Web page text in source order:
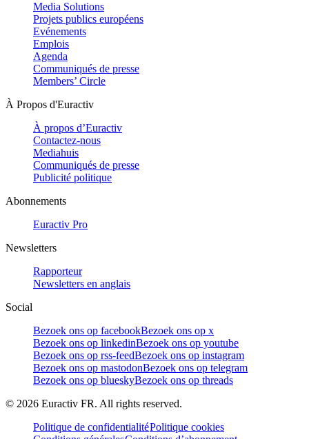
Media Solutions
Projets publics européens
Evénements
Emplois
Agenda
Communiqués de presse
Members’ Circle
À Propos d'Euractiv
À propos d’Euractiv
Contactez-nous
Mediahuis
Communiqués de presse
Publicité politique
Abonnements
Euractiv Pro
Newsletters
Rapporteur
Newsletters en anglais
Social
Bezoek ons op facebookBezoek ons op x
Bezoek ons op linkedinBezoek ons op youtube
Bezoek ons op rss-feedBezoek ons op instagram
Bezoek ons op mastodonBezoek ons op telegram
Bezoek ons op blueskyBezoek ons op threads
© 2026 Euractiv FR. All rights reserved.
Politique de confidentialitéPolitique cookies